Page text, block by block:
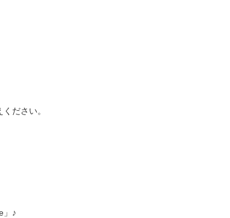
ださい。
」♪